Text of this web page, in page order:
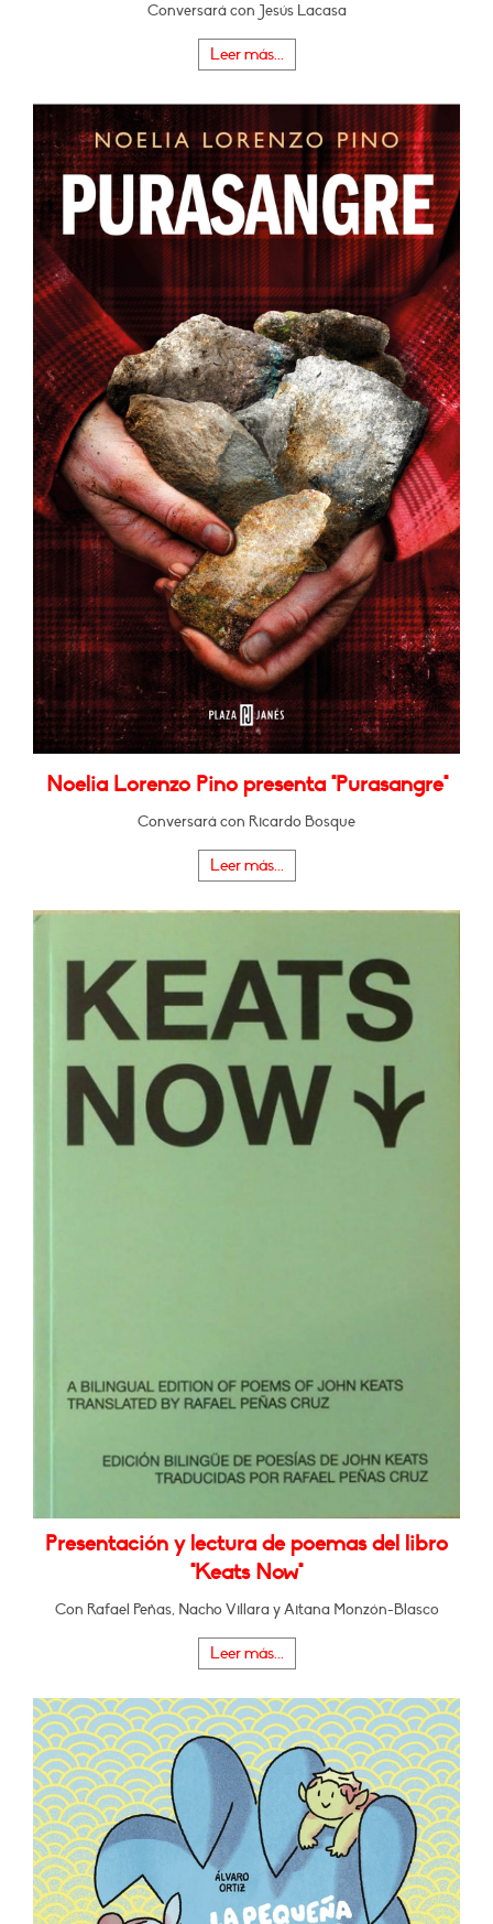
Conversará con Jesús Lacasa
Leer más...
Noelia Lorenzo Pino presenta "Purasangre"
Conversará con Ricardo Bosque
Leer más...
Presentación y lectura de poemas del libro
"Keats Now"
Con Rafael Peñas, Nacho Villara y Aitana Monzón-Blasco
Leer más...